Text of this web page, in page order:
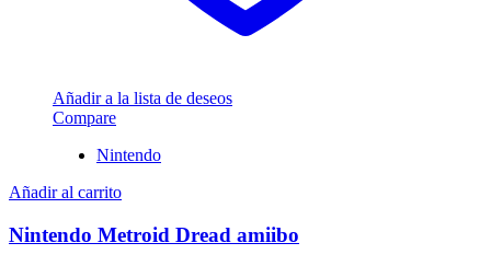
Añadir a la lista de deseos
Compare
Nintendo
Añadir al carrito
Nintendo Metroid Dread amiibo